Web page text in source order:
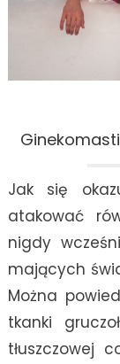
Jak się
atakować
nigdy
mających
Można
tkanki
tłuszczowej